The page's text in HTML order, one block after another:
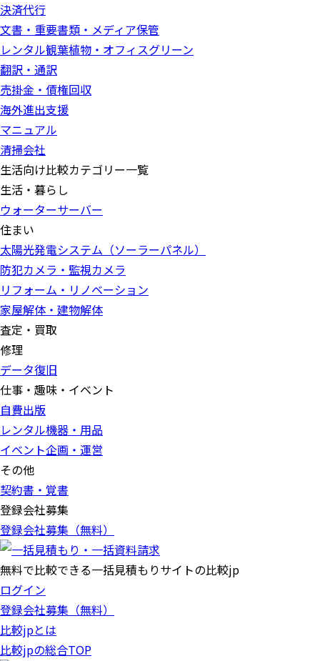
決済代行
文書・重要書類・メディア保管
レンタル観葉植物・オフィスグリーン
翻訳・通訳
売掛金・債権回収
海外進出支援
マニュアル
清掃会社
生活向け比較カテゴリー一覧
生活・暮らし
ウォーターサーバー
住まい
太陽光発電システム（ソーラーパネル）
防犯カメラ・監視カメラ
リフォーム・リノベーション
家屋解体・建物解体
査定・買取
修理
データ復旧
仕事・趣味・イベント
自費出版
レンタル機器・用品
イベント企画・運営
その他
契約書・覚書
登録会社募集
登録会社募集（無料）
無料で比較できる一括見積もりサイトの比較jp
ログイン
登録会社募集（無料）
比較jpとは
比較jpの総合TOP